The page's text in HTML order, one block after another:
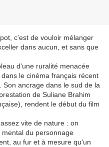
c'est de vouloir mélanger
dans aucun, et sans que
d'une ruralité menacée
le cinéma français récent
Son ancrage dans le sud de la
de Suliane Brahim
rendent le début du film
vite de nature : on
du personnage
au fur et à mesure qu'un